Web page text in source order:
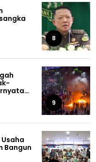
8
9
Usaha
Bangun